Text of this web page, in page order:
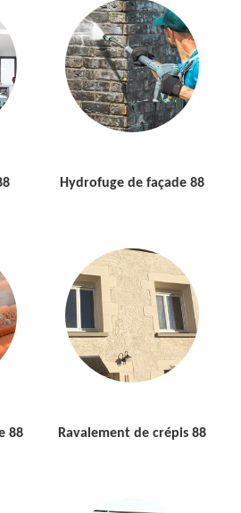
Hydrofuge de façade 88
88 Ravalement de crépis 88